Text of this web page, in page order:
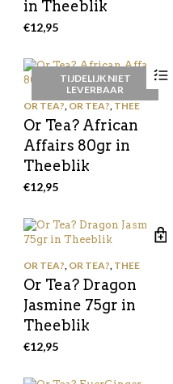
in Theeblik
€12,95
TIJDELIJK NIET
LEVERBAAR
OR TEA?, OR TEA?, THEE
Or Tea? African
Affairs 80gr in
Theeblik
€12,95
OR TEA?, OR TEA?, THEE
Or Tea? Dragon
Jasmine 75gr in
Theeblik
€12,95